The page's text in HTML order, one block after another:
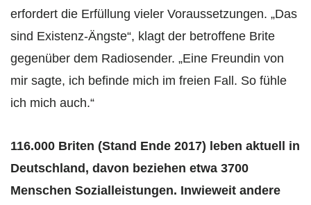
erfordert die Erfüllung vieler Voraussetzungen. „Das
sind Existenz-Ängste“, klagt der betroffene Brite
gegenüber dem Radiosender. „Eine Freundin von
mir sagte, ich befinde mich im freien Fall. So fühle
ich mich auch.“
116.000 Briten (Stand Ende 2017) leben aktuell in
Deutschland, davon beziehen etwa 3700
Menschen Sozialleistungen. Inwieweit andere